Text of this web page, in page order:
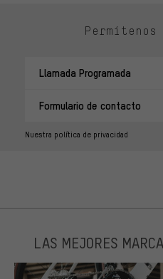
Llamada Programada
Formulario de contacto
Nuestra política de privacidad
LAS MEJORES